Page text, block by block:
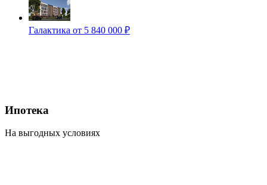
Галактика от 5 840 000 ₽
Ипотека
На выгодных условиях